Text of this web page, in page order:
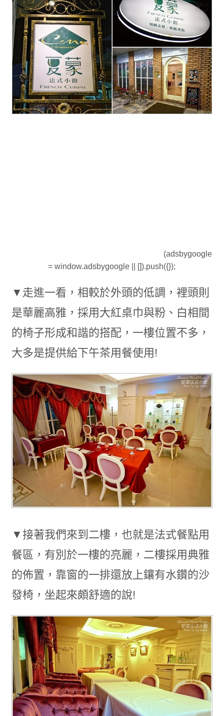
(adsbygoogle
= window.adsbygoogle || []).push({});
▼走進一看，相較於外頭的低調，裡頭則
是華麗高雅，採用大紅桌巾與粉、白相間
的椅子形成和諧的搭配，一樓位置不多，
大多是提供給下午茶用餐使用!
▼接著我們來到二樓，也就是法式餐點用
餐區，有別於一樓的亮麗，二樓採用典雅
的佈置，靠窗的一排還放上鑲有水鑽的沙
發椅，坐起來頗舒適的說!